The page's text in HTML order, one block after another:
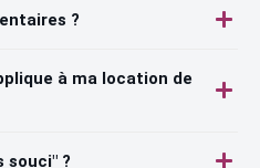
?
à ma location de
souci" ?